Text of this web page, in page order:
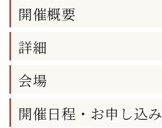
開催概要
詳細
会場
開催日程・お申し込み